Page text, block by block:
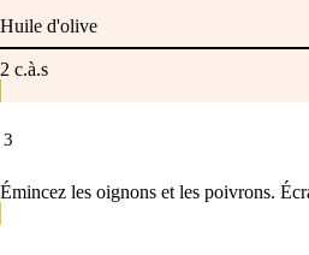
Huile d'olive
2 c.à.s
3
Émincez les oignons et les poivrons.